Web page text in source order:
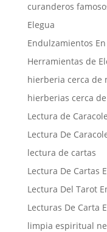
curanderos
Elegua
Endulzamientos
Herramientas de
hierberia cerca de
hierberias cerca
Lectura de
Lectura De
lectura de cartas
Lectura De Cartas
Lectura Del Tarot
Lecturas De Carta
limpia espiritual